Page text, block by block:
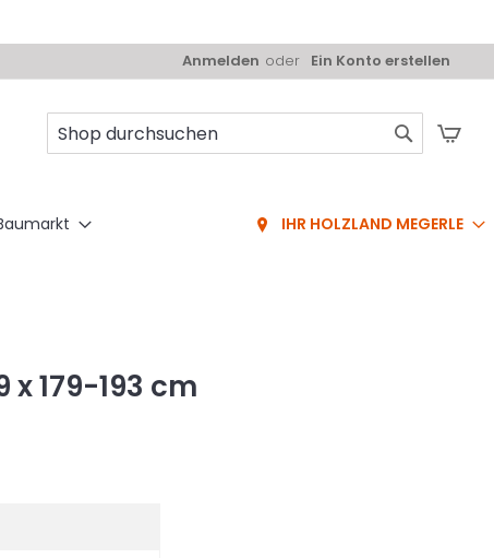
Anmelden Ein Konto erstellen
IHR HOLZLAND MEGERLE
x 179-193 cm